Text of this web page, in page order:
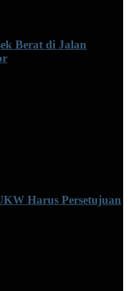
Berat di Jalan
Harus Persetujuan